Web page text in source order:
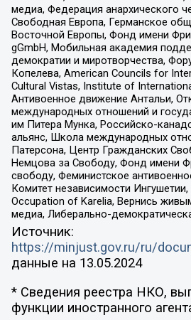
медиа, Федерация анархического
Свободная Европа, Германское
Восточной Европы, Фонд имени
gGmbH, Мобильная академия
демократии и миротворчества,
Копелева, American Councils for
Cultural Vistas, Institute of
Антивоенное движение Антальи,
международных отношений и
им Питера Мунка, Российско-
альянс, Школа международных
Патерсона, Центр Гражданских
Немцова за Свободу, Фонд имени
свободу, Феминистское
Комитет независимости
Occupation of Karelia, Вернись
медиа, Либерально-
Источник:
https://minjust.gov.ru/ru/
данные на 13.05.2024
* Сведения реестра НКО,
функции иностранного